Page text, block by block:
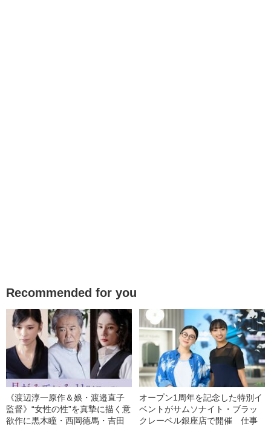
Recommended for you
《渡辺淳一原作＆娘・渡邉直子
監督》“女性の性”を真摯に描く意
欲作に黒木瞳・西岡德馬・吉田
オープン1周年を記念した特別イ
ベントがサムソナイト・ブラッ
クレーベル銀座店で開催 仕事